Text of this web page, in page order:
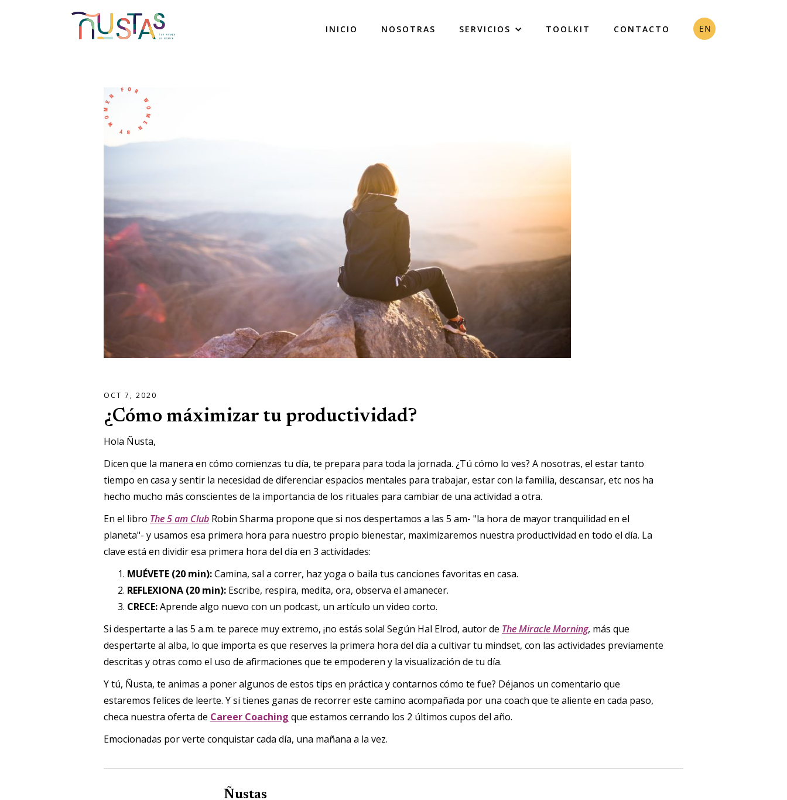
INICIO NOSOTRAS SERVICIOS TOOLKIT CONTACTO
OCT 7, 2020
¿Cómo máximizar tu productividad?
Hola Ñusta,
Dicen que la manera en cómo comienzas tu día, te prepara para toda la jornada. ¿Tú cómo lo ves? A nosotras, el estar tanto
tiempo en casa y sentir la necesidad de diferenciar espacios mentales para trabajar, estar con la familia, descansar, etc nos ha
hecho mucho más conscientes de la importancia de los rituales para cambiar de una actividad a otra.
En el libro The 5 am Club Robin Sharma propone que si nos despertamos a las 5 am- "la hora de mayor tranquilidad en el
planeta"- y usamos esa primera hora para nuestro propio bienestar, maximizaremos nuestra productividad en todo el día. La
clave está en dividir esa primera hora del día en 3 actividades:
MUÉVETE (20 min):Camina, sal a correr, haz yoga o baila tus canciones favoritas en casa.
REFLEXIONA (20 min): Escribe, respira, medita, ora, observa el amanecer.
CRECE:Aprende algo nuevo con un podcast, un artículo un video corto.
Si despertarte a las 5 a.m. te parece muy extremo, ¡no estás sola! ‍Según Hal Elrod, autor de The Miracle Morning, más que
despertarte al alba, lo que importa es que reserves la primera hora del día a cultivar tu mindset, con las actividades previamente
descritas y otras como el uso de afirmaciones que te empoderen y la visualización de tu día.
Y tú, Ñusta, te animas a poner algunos de estos tips en práctica y contarnos cómo te fue? Déjanos un comentario que
estaremos felices de leerte. Y si tienes ganas de recorrer este camino acompañada por una coach que te aliente en cada paso,
checa nuestra oferta de Career Coaching que estamos cerrando los 2 últimos cupos del año.
Emocionadas por verte conquistar cada día, una mañana a la vez.
Ñustas